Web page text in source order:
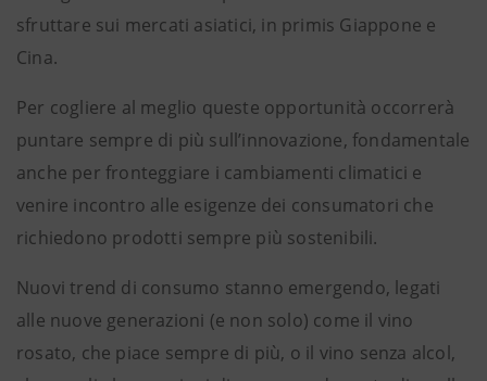
sfruttare sui mercati asiatici, in primis Giappone e
Cina.
Per cogliere al meglio queste opportunità occorrerà
puntare sempre di più sull’innovazione, fondamentale
anche per fronteggiare i cambiamenti climatici e
venire incontro alle esigenze dei consumatori che
richiedono prodotti sempre più sostenibili.
Nuovi trend di consumo stanno emergendo, legati
alle nuove generazioni (e non solo) come il vino
rosato, che piace sempre di più, o il vino senza alcol,